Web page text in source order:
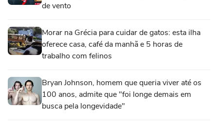
de vento
Morar na Grécia para cuidar de gatos: esta ilha
oferece casa, café da manhã e 5 horas de
trabalho com felinos
Bryan Johnson, homem que queria viver até os
100 anos, admite que "foi longe demais em
busca pela longevidade"